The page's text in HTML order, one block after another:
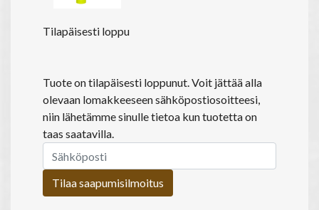
Tilapäisesti loppu
Tuote on tilapäisesti loppunut. Voit jättää alla
olevaan lomakkeeseen sähköpostiosoitteesi,
niin lähetämme sinulle tietoa kun tuotetta on
taas saatavilla.
Tilaa saapumisilmoitus